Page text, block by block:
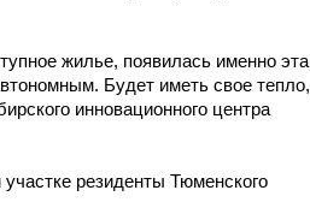
жилье, появилась именно эта
Будет иметь свое тепло,
инновационного центра
резиденты Тюменского